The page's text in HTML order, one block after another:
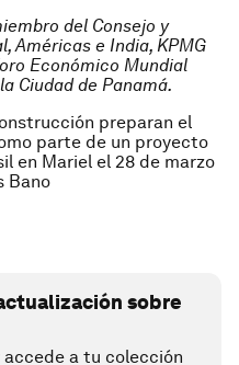
del Consejo y
Américas e India, KPMG
Económico Mundial
Ciudad de Panamá.
preparan el
parte de un proyecto
en Mariel el 28 de marzo
Bano
sobre
a tu colección